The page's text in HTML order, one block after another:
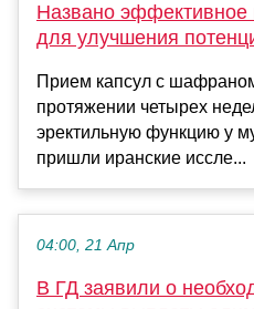
Названо эффективное
для улучшения
Прием капсул с
протяжении четырех
эректильную функцию у
пришли иранские иссле...
04:00, 21 Апр
В ГД заявили о